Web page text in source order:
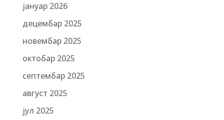
јануар 2026
децембар 2025
новембар 2025
октобар 2025
септембар 2025
август 2025
јул 2025